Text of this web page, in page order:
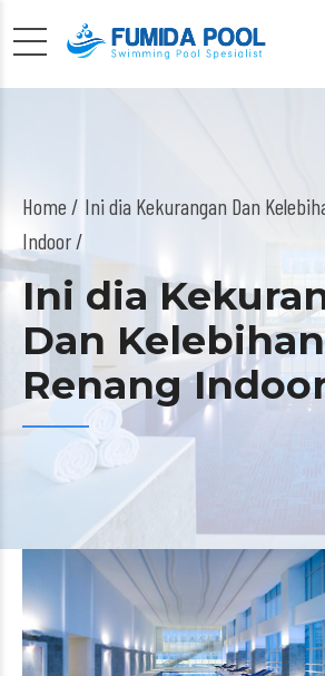
Home
Ini dia Kekurangan Dan
Indoor /
Ini dia
Dan
Renang